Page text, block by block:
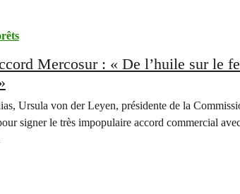
Mercosur : « De l’huile sur le
Ursula von der Leyen, présidente de la
signer le très impopulaire accord commercial